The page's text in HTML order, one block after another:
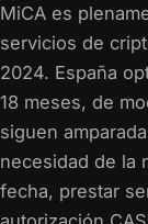
MiCA es
servicios de
2024. España
18 meses, de
siguen
necesidad de la
fecha, prestar